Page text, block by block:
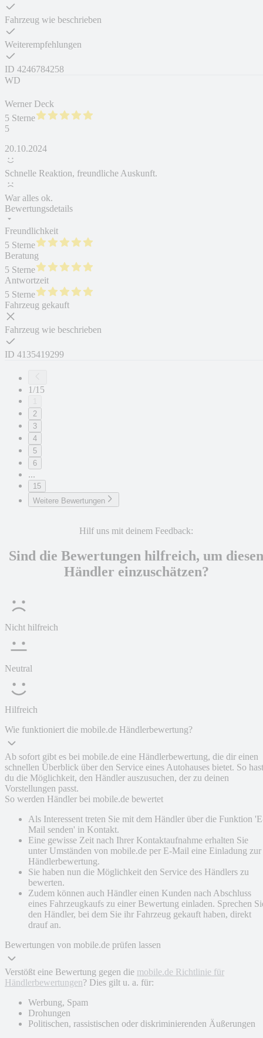
Fahrzeug wie beschrieben
Weiterempfehlungen
ID 4246784258
WD
Werner Deck
5 Sterne
5
20.10.2024
Schnelle Reaktion, freundliche Auskunft.
War alles ok.
Bewertungsdetails
Freundlichkeit
5 Sterne
Beratung
5 Sterne
Antwortzeit
5 Sterne
Fahrzeug gekauft
Fahrzeug wie beschrieben
ID 4135419299
1/15
2
3
4
5
6
...
15
Weitere Bewertungen
Hilf uns mit deinem Feedback:
Sind die Bewertungen hilfreich, um diesen
Händler einzuschätzen?
Nicht hilfreich
Neutral
Hilfreich
Wie funktioniert die mobile.de Händlerbewertung?
Ab sofort gibt es bei mobile.de eine Händlerbewertung, die dir einen
schnellen Überblick über den Service eines Autohauses bietet. So hast
du die Möglichkeit, den Händler auszusuchen, der zu deinen
Vorstellungen passt.
So werden Händler bei mobile.de bewertet
Als Interessent treten Sie mit dem Händler über die Funktion
Mail senden' in Kontakt.
Eine gewisse Zeit nach Ihrer Kontaktaufnahme erhalten Sie
unter Umständen von mobile.de per E-Mail eine Einladung zur
Händlerbewertung.
Sie haben nun die Möglichkeit den Service des Händlers zu
bewerten.
Zudem können auch Händler einen Kunden nach Abschluss
eines Fahrzeugkaufs zu einer Bewertung einladen. Sprechen
den Händler, bei dem Sie ihr Fahrzeug gekauft haben, direkt
drauf an.
Bewertungen von mobile.de prüfen lassen
Verstößt eine Bewertung gegen die mobile.de Richtlinie für
Händlerbewertungen? Dies gilt u. a. für:
Werbung, Spam
Drohungen
Politischen, rassistischen oder diskriminierenden Äußerungen